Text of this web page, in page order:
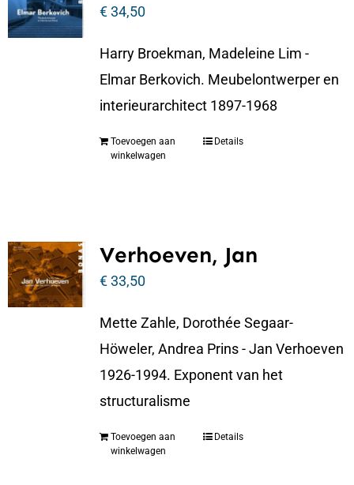
€34,50
Harry Broekman, Madeleine Lim -
Elmar Berkovich. Meubelontwerper en
interieurarchitect 1897-1968
Toevoegen aan
winkelwagen
Details
Verhoeven, Jan
€33,50
Mette Zahle, Dorothée Segaar-
Höweler, Andrea Prins - Jan Verhoeven
1926-1994. Exponent van het
structuralisme
Toevoegen aan
winkelwagen
Details